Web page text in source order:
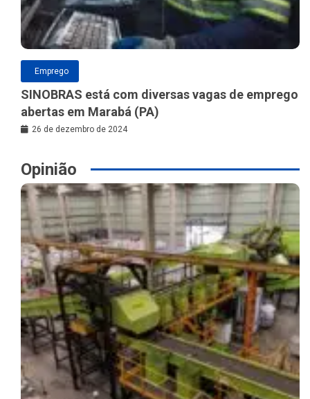
Emprego
SINOBRAS está com diversas vagas de emprego
abertas em Marabá (PA)
26 de dezembro de 2024
Opinião